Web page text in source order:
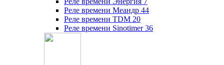
Реле времени Меандр 44
Реле времени TDM 20
Реле времени Sinotimer 36